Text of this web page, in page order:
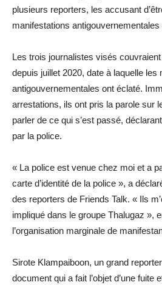
plusieurs reporters, les accusant
manifestations antigouvernementales
Les trois journalistes visés
depuis juillet 2020, date à laquelle les
antigouvernementales ont éclaté.
arrestations, ils ont pris la parole sur
parler de ce qui s’est passé,
par la police.
« La police est venue chez moi et a
carte d’identité de la police », a
des reporters de Friends Talk. « Ils
impliqué dans le groupe Thalugaz »,
l’organisation marginale de
Sirote Klampaiboon, un grand
document qui a fait l’objet d’une fuite